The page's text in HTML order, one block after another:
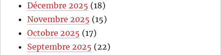
Décembre 2025 (18)
Novembre 2025 (15)
Octobre 2025 (17)
Septembre 2025 (22)